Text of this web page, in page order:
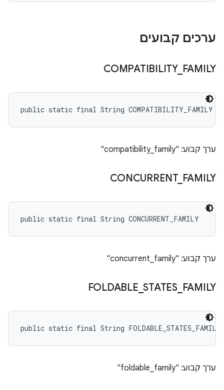
ערכים קבועים
COMPATIBILITY_ FAMILY
public static final String COMPATIBILITY_FAMILY
ערך קבוע: "compatibility_family"
CONCURRENT_ FAMILY
public static final String CONCURRENT_FAMILY
ערך קבוע: "concurrent_family"
FOLDABLE _STATES_ FAMILY
public static final String FOLDABLE_STATES_FAMILY
ערך קבוע: "foldable_family"